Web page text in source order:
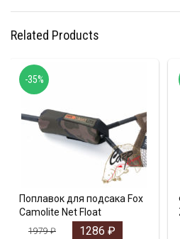
Related Products
Поплавок для подсака Fox
Camolite Net Float
1979₽ 1286 ₽
-35%